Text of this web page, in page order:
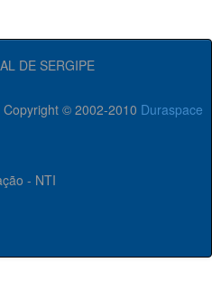
DE SERGIPE
Copyright © 2002-2010 Duraspace
- NTI